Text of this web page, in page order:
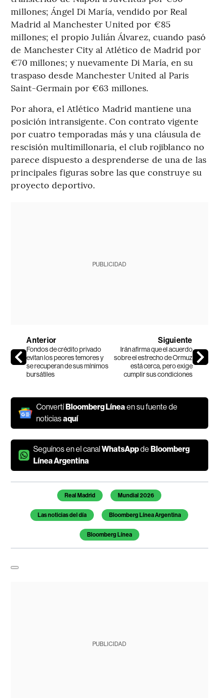
millones; Ángel Di María, vendido por Real
Madrid al Manchester United por €85
millones; el propio Julián Álvarez, cuando pasó
de Manchester City al Atlético de Madrid por
€70 millones; y nuevamente Di María, en su
traspaso desde Manchester United al Paris
Saint-Germain por €63 millones.
Por ahora, el Atlético Madrid mantiene una
posición intransigente. Con contrato vigente
por cuatro temporadas más y una cláusula de
rescisión multimillonaria, el club rojiblanco no
parece dispuesto a desprenderse de una de las
principales figuras sobre las que construye su
proyecto deportivo.
PUBLICIDAD
Anterior
Fondos de crédito privado
evitan los peores temores y
se recuperan de sus mínimos
bursátiles
Siguiente
Irán afirma que el acuerdo
sobre el estrecho de Ormuz
está cerca, pero exige
cumplir sus condiciones
ConvertíBloomberg Líneaen su fuente de
noticiasaquí
Seguínos en el canalWhatsAppdeBloomberg
Línea Argentina
Temas de este artículo
Real Madrid Mundial 2026
Las noticias del día Bloomberg Línea Argentina
Bloomberg Línea
PUBLICIDAD